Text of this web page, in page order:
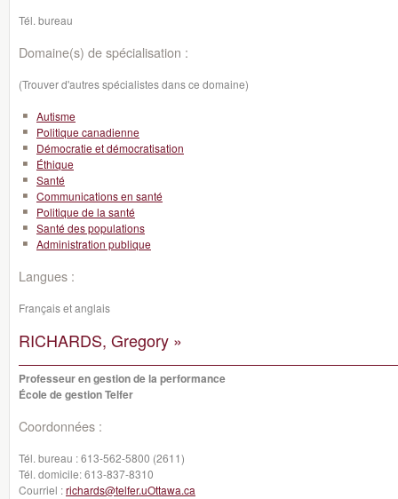
Tél. bureau
Domaine(s) de spécialisation :
(Trouver d'autres spécialistes dans ce domaine)
Autisme
Politique canadienne
Démocratie et démocratisation
Éthique
Santé
Communications en santé
Politique de la santé
Santé des populations
Administration publique
Langues :
Français et anglais
RICHARDS, Gregory »
Professeur en gestion de la performance
École de gestion Telfer
Coordonnées :
Tél. bureau :613-562-5800 (2611)
Tél. domicile:613-837-8310
Courriel :richards@telfer.uOttawa.ca